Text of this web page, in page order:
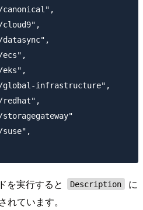
ecs",
eks",
infrastructure",
suse",
を実行すると Description
に
ています。